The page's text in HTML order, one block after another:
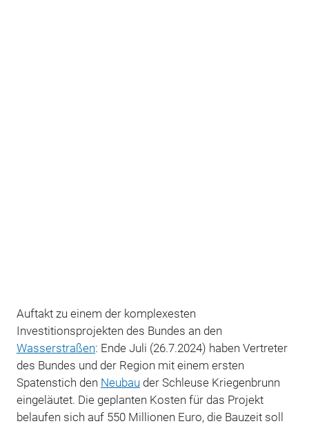
Auftakt zu einem der komplexesten
Investitionsprojekten des Bundes an den
Wasserstraßen: Ende Juli (26.7.2024) haben Vertreter
des Bundes und der Region mit einem ersten
Spatenstich den Neubau der Schleuse Kriegenbrunn
eingeläutet. Die geplanten Kosten für das Projekt
belaufen sich auf 550 Millionen Euro, die Bauzeit soll